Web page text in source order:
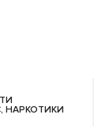
НАРКОТИКИ